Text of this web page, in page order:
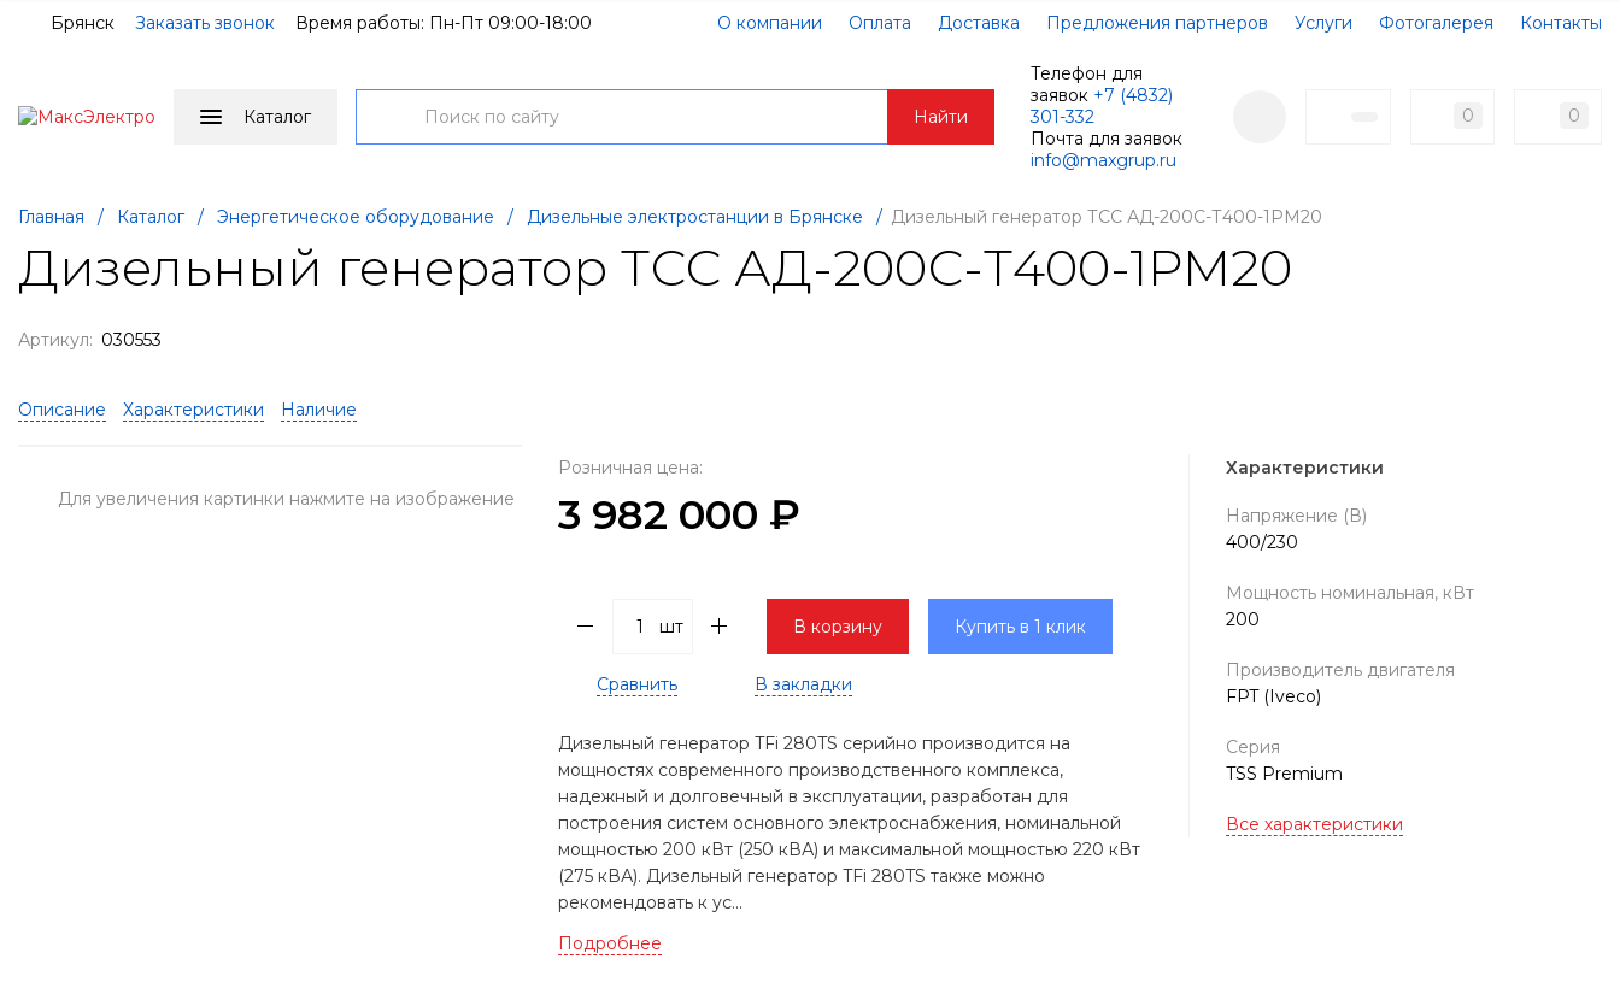
Брянск Заказать звонок Время работы: Пн-Пт 09:00-18:00 О компании Оплата Доставка Предложения партнеров Услуги Фотогалерея Контакты
Каталог 0 0
Найти
Телефон для
заявок +7 (4832)
301-332
Почта для заявок
info@maxgrup.ru
Главная / Каталог / Энергетическое оборудование / Дизельные электростанции в Брянске / Дизельный генератор ТСС АД-200С-Т400-1РМ20
Дизельный генератор ТСС АД-200С-Т400-1РМ20
Артикул: 030553
Описание Характеристики Наличие
Для увеличения картинки нажмите на изображение
Розничная цена:
3 982 000 ₽
Характеристики
Напряжение (В)
400/230
Мощность номинальная, кВт
200
Производитель двигателя
FPT (Iveco)
Серия
TSS Premium
Все характеристики
шт В корзину Купить в 1 клик
Сравнить В закладки
Дизельный генератор TFi 280TS серийно производится на
мощностях современного производственного комплекса,
надежный и долговечный в эксплуатации, разработан для
построения систем основного электроснабжения, номинальной
мощностью 200 кВт (250 кВА) и максимальной мощностью 220 кВт
(275 кВА). Дизельный генератор TFi 280TS также можно
рекомендовать к ус...
Подробнее